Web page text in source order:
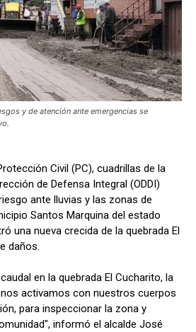
y de atención ante emergencias se
Civil (PC), cuadrillas de la
de Defensa Integral (ODDI)
ante lluvias y las zonas de
Santos Marquina del estado
una nueva crecida de la quebrada El
daños.
en la quebrada El Cucharito, la
activamos con nuestros cuerpos
para inspeccionar la zona y
informó el alcalde José